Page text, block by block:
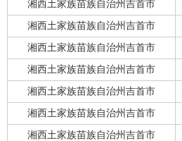
湘西土家族苗族自治州吉首市
湘西土家族苗族自治州吉首市
湘西土家族苗族自治州吉首市
湘西土家族苗族自治州吉首市
湘西土家族苗族自治州吉首市
湘西土家族苗族自治州吉首市
湘西土家族苗族自治州吉首市